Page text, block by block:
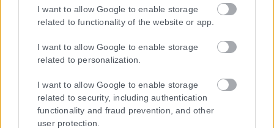
I want to allow Google to enable storage
related to functionality of the website or app.
I want to allow Google to enable storage
related to personalization.
I want to allow Google to enable storage
related to security, including authentication
functionality and fraud prevention, and other
user protection.
Μοναδικός αριθμός Μ.Η.Τ. 262048
ΤΑ ΠΡΩΤΟΣΕΛΙΔΑ ΣΗΜΕΡΑ